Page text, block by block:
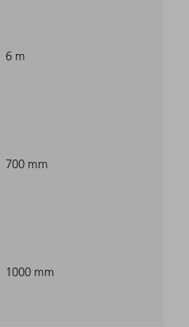
6 m
700 mm
1000 mm